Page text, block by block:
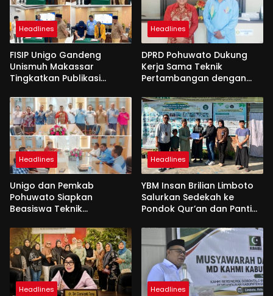
Headlines
FISIP Unigo Gandeng
Unismuh Makassar
Tingkatkan Publikasi
Headlines
DPRD Pohuwato Dukung
Kerja Sama Teknik
Pertambangan dengan
Headlines
Unigo dan Pemkab
Pohuwato Siapkan
Beasiswa Teknik
Headlines
YBM Insan Brilian Limboto
Salurkan Sedekah ke
Pondok Qur’an dan Panti
Headlines Headlines